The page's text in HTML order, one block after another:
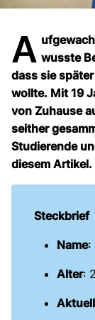
A wusste
dass sie
wollte. Mit 19
von Zuhause
seither
Studierende
diesem Artikel.
Steckbrief
Name:
Alter: